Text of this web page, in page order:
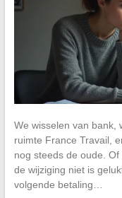
We wisselen van bank,
ruimte France Travail,
nog steeds de oude.
de wijziging niet is
volgende betaling…